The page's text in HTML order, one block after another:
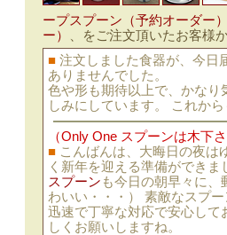
ープスプーン（予約オーダー
ー）
、をご注文頂いたお客
■ 注文しました食器が、今日
ありませんでした。
色や形も期待以上で、かな
しみにしています。 これか
（Only One スプーンは木下
■ こんばんは、大晦日の夜は
く新年を迎える準備ができま
スプーン も今日の朝早々に
わいい・・・） 素敵なスプ
迅速で丁寧な対応で安心し
しくお願いしますね。